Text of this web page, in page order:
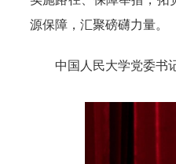
源保障，汇聚磅礴力量。
中国人民大学党委书